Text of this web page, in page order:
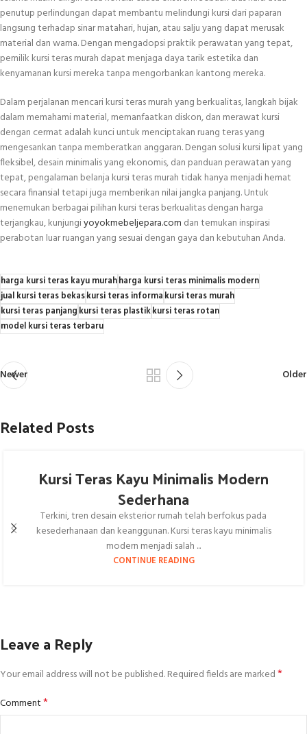
penutup perlindungan dapat membantu melindungi kursi dari paparan
langsung terhadap sinar matahari, hujan, atau salju yang dapat merusak
material dan warna. Dengan mengadopsi praktik perawatan yang tepat,
pemilik kursi teras murah dapat menjaga daya tarik estetika dan
kenyamanan kursi mereka tanpa mengorbankan kantong mereka.
Dalam perjalanan mencari kursi teras murah yang berkualitas, langkah bijak
dalam memahami material, memanfaatkan diskon, dan merawat kursi
dengan cermat adalah kunci untuk menciptakan ruang teras yang
mengesankan tanpa memberatkan anggaran. Dengan solusi kursi lipat yang
fleksibel, desain minimalis yang ekonomis, dan panduan perawatan yang
tepat, pengalaman belanja kursi teras murah tidak hanya menjadi hemat
secara finansial tetapi juga memberikan nilai jangka panjang. Untuk
menemukan berbagai pilihan kursi teras berkualitas dengan harga
terjangkau, kunjungiyoyokmebeljepara.com dan temukan inspirasi
perabotan luar ruangan yang sesuai dengan gaya dan kebutuhan Anda.
harga kursi teras kayu murahharga kursi teras minimalis modern
jual kursi teras bekaskursi teras informakursi teras murah
kursi teras panjangkursi teras plastikkursi teras rotan
model kursi teras terbaru
Newer Older
Related Posts
Kursi Teras Kayu Minimalis Modern
Sederhana
Terkini, tren desain eksterior rumah telah berfokus pada
kesederhanaan dan keanggunan. Kursi teras kayu minimalis
modern menjadi salah ...
CONTINUE READING
Leave a Reply
Your email address will not be published.Required fields are marked*
Comment*